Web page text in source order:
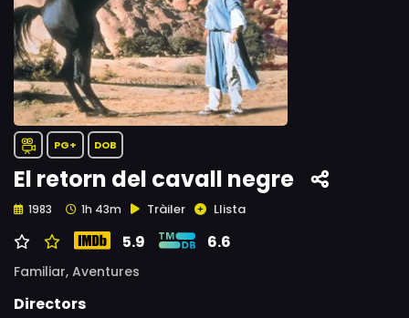
PG+ DOB
El retorn del cavall negre
1983 1h 43m Tràiler Llista
5.9 6.6
Familiar, Aventures
Directors